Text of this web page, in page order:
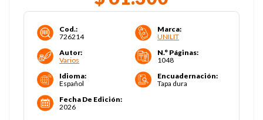
Cod.:
726214
Marca:
UNILIT
Autor:
Varios
N.° Páginas:
1048
Idioma:
Español
Encuadernación:
Tapa dura
Fecha De Edición:
2026